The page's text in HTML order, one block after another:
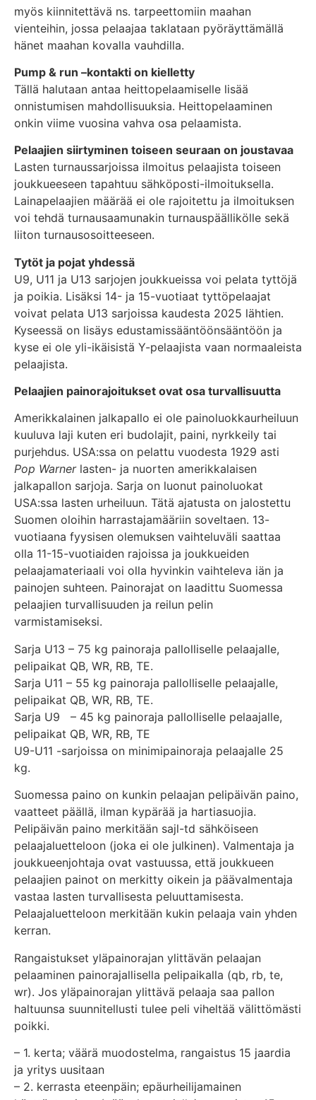
myös kiinnitettävä ns. tarpeettomiin maahan
vienteihin, jossa pelaajaa taklataan pyöräyttämällä
hänet maahan kovalla vauhdilla.
Pump & run –kontakti on kielletty
Tällä halutaan antaa heittopelaamiselle lisää
onnistumisen mahdollisuuksia. Heittopelaaminen
onkin viime vuosina vahva osa pelaamista.
Pelaajien siirtyminen toiseen seuraan on joustavaa
Lasten turnaussarjoissa ilmoitus pelaajista toiseen
joukkueeseen tapahtuu sähköposti-ilmoituksella.
Lainapelaajien määrää ei ole rajoitettu ja ilmoituksen
voi tehdä turnausaamunakin turnauspäällikölle sekä
liiton turnausosoitteeseen.
Tytöt ja pojat yhdessä
U9, U11 ja U13 sarjojen joukkueissa voi pelata tyttöjä
ja poikia. Lisäksi 14- ja 15-vuotiaat tyttöpelaajat
voivat pelata U13 sarjoissa kaudesta 2025 lähtien.
Kyseessä on lisäys edustamissääntöönsääntöön ja
kyse ei ole yli-ikäisistä Y-pelaajista vaan normaaleista
pelaajista.
Pelaajien painorajoitukset ovat osa turvallisuutta
Amerikkalainen jalkapallo ei ole painoluokkaurheiluun
kuuluva laji kuten eri budolajit, paini, nyrkkeily tai
purjehdus. USA:ssa on pelattu vuodesta 1929 asti
Pop Warnerlasten- ja nuorten amerikkalaisen
jalkapallon sarjoja. Sarja on luonut painoluokat
USA:ssa lasten urheiluun. Tätä ajatusta on jalostettu
Suomen oloihin harrastajamääriin soveltaen. 13-
vuotiaana fyysisen olemuksen vaihteluväli saattaa
olla 11-15-vuotiaiden rajoissa ja joukkueiden
pelaajamateriaali voi olla hyvinkin vaihteleva iän ja
painojen suhteen. Painorajat on laadittu Suomessa
pelaajien turvallisuuden ja reilun pelin
varmistamiseksi.
Sarja U13 – 75 kg painoraja pallolliselle pelaajalle,
pelipaikat QB, WR, RB, TE.
Sarja U11 – 55 kg painoraja pallolliselle pelaajalle,
pelipaikat QB, WR, RB, TE.
Sarja U9 – 45 kg painoraja pallolliselle pelaajalle,
pelipaikat QB, WR, RB, TE
U9-U11 -sarjoissa on minimipainoraja pelaajalle 25
kg.
Suomessa paino on kunkin pelaajan pelipäivän paino,
vaatteet päällä, ilman kypärää ja hartiasuojia.
Pelipäivän paino merkitään sajl-td sähköiseen
pelaajaluetteloon (joka ei ole julkinen). Valmentaja ja
joukkueenjohtaja ovat vastuussa, että joukkueen
pelaajien painot on merkitty oikein ja päävalmentaja
vastaa lasten turvallisesta peluuttamisesta.
Pelaajaluetteloon merkitään kukin pelaaja vain yhden
kerran.
Rangaistukset yläpainorajan ylittävän pelaajan
pelaaminen painorajallisella pelipaikalla (qb, rb, te,
wr). Jos yläpainorajan ylittävä pelaaja saa pallon
haltuunsa suunnitellusti tulee peli viheltää välittömästi
poikki.
– 1. kerta; väärä muodostelma, rangaistus 15 jaardia
ja yritys uusitaan
– 2. kerrasta eteenpäin; epäurheilijamainen